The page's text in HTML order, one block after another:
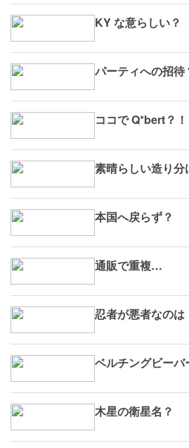
KY な意らしい？
パーティへの招待
ココで Q*bert？！
素晴らしい造り分
本国へ戻らず？
通販で重複…
忍者が悪者なのは
ベルチングビーバ
木星の衛星名？